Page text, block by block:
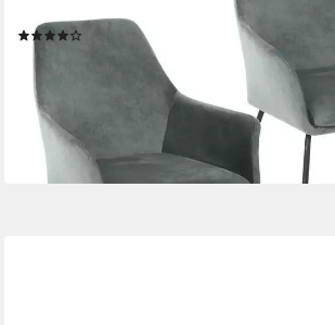
99,99 €
(50,00 €/ 1 Stk)
-47%
lieferbar - in 4-5 Werktagen bei dir